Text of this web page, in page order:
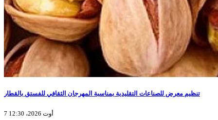
تنظيم معرض للصناعات التقليدية بمناسبة المهرجان الثقافي للفستق بالقطار
7 أوت 2026، 12:30